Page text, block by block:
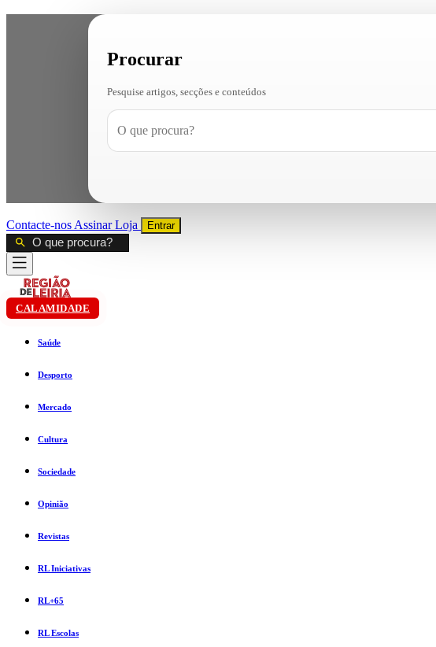
Procurar
Pesquise artigos, secções e conteúdos
Contacte-nos AssinarLoja Entrar
CALAMIDADE
Saúde
Desporto
Mercado
Cultura
Sociedade
Opinião
Revistas
RL Iniciativas
RL+65
RL Escolas